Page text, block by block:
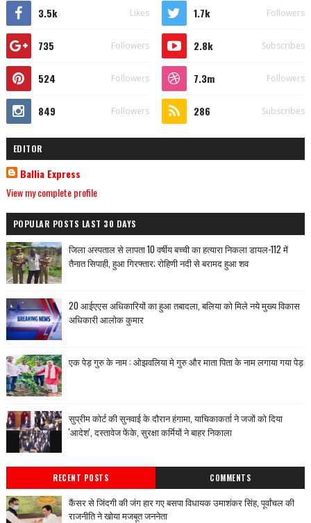
3.5k Likes 1.7k Followers
735 Followers 2.8k Subscribes
524 Followers 7.3m Followers
849 Followers 286 Subscribes
EDITOR
Ballia Express
View my complete profile
POPULAR POSTS LAST 30 DAYS
जिला अस्पताल से लापता 10 वर्षीय बच्ची का हत्यारा निकला डायल-112 में
तैनात सिपाही, हुआ गिरफ्तार; रोहिणी नदी से बरामद हुआ शव
20 आईएएस अधिकारियों का हुआ तबादला, बलिया को मिले नये मुख्य विकास
अधिकारी आलोक कुमार
एक पेड़ गुरु के नाम : ओझवलिया मे गुरु और माता पिता के नाम लगाया गया पेड़
सुप्रीम कोर्ट की सुनवाई के दौरान हंगामा, याचिकाकर्ता ने जजों को दिया
'आदेश', दस्तावेज फेंके, सुरक्षा कर्मियों ने बाहर निकाला
RECENT POSTS COMMENTS
कैंसर से जिंदगी की जंग हार गए बसपा विधायक उमाशंकर सिंह, पूर्वांचल की
राजनीति ने खोया मजबूत जननेता